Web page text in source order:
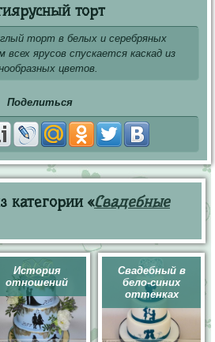
торт
торт в белых и серебряных
ярусов спускается каскад из
цветов.
Поделиться
категории «Свадебные
История
отношений
Свадебный в
бело-синих
оттенках